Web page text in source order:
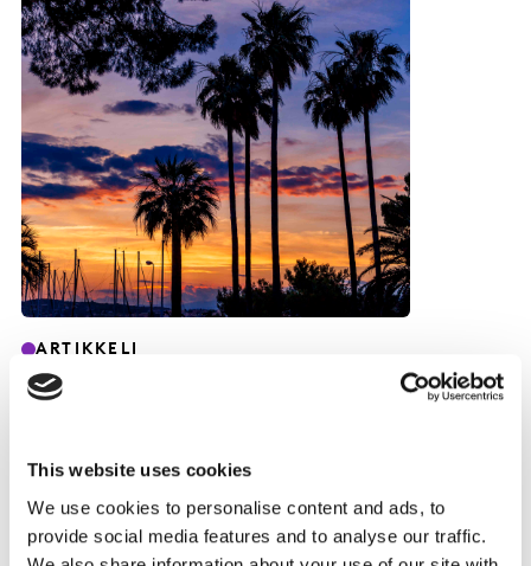
This website uses cookies
We use cookies to personalise content and ads, to
provide social media features and to analyse our traffic.
ARTIKKELI
Mainonnan tuloksellisuus:
15 TOUKO 2024